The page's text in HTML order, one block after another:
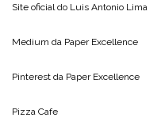
Site oficial do Luis Antonio Lima
Medium da Paper Excellence
Pinterest da Paper Excellence
Pizza Cafe